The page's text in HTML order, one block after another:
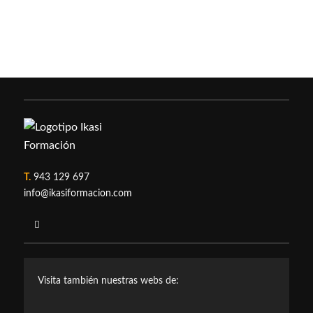
T.943 129 697
info@ikasiformacion.com
Visita también nuestras webs de: